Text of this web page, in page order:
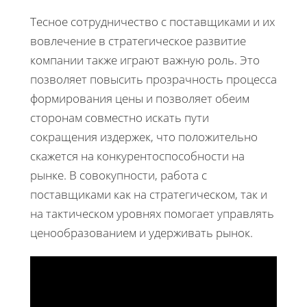
Тесное сотрудничество с поставщиками и их
вовлечение в стратегическое развитие
компании также играют важную роль. Это
позволяет повысить прозрачность процесса
формирования цены и позволяет обеим
сторонам совместно искать пути
сокращения издержек, что положительно
скажется на конкурентоспособности на
рынке. В совокупности, работа с
поставщиками как на стратегическом, так и
на тактическом уровнях помогает управлять
ценообразованием и удерживать рынок.